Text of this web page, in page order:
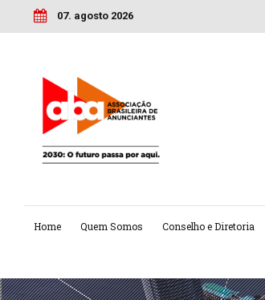
07. agosto 2026
Home Quem Somos Conselho e Diretoria